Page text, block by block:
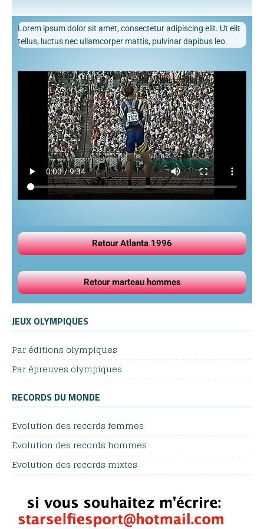
Lorem ipsum dolor sit amet, consectetur adipiscing elit. Ut elit
tellus, luctus nec ullamcorper mattis, pulvinar dapibus leo.
Retour Atlanta 1996
Retour marteau hommes
JEUX OLYMPIQUES
Par éditions olympiques
Par épreuves olympiques
RECORDS DU MONDE
Evolution des records femmes
Evolution des records hommes
Evolution des records mixtes